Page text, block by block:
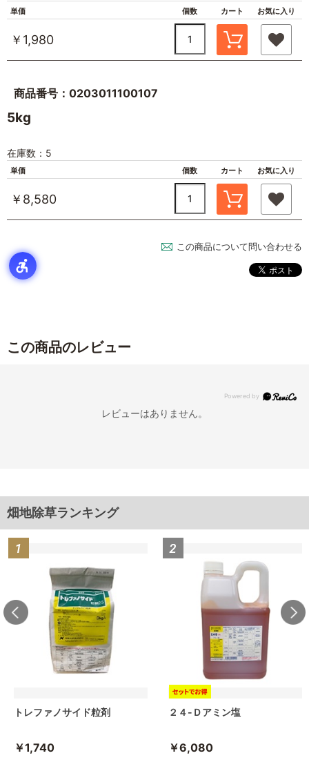
単価 個数 カート お気に入り
￥1,980
商品番号：0203011100107
5kg
在庫数：5
単価 個数 カート お気に入り
￥8,580
この商品について問い合わせる
この商品のレビュー
レビューはありません。
畑地除草ランキング
トレファノサイド粒剤
￥1,740
２４-Ｄアミン塩
￥6,080